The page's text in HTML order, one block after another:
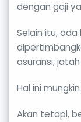
dengan gaji
Selain itu,
asuransi,
Hal ini
Akan tetapi,